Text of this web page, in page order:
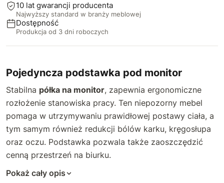
10 lat gwarancji producenta
Najwyższy standard w branży meblowej
Dostępność
Produkcja od 3 dni roboczych
Pojedyncza podstawka pod monitor
Stabilna półka na monitor, zapewnia ergonomiczne
rozłożenie stanowiska pracy. Ten niepozorny mebel
pomaga w utrzymywaniu prawidłowej postawy ciała, a
tym samym również redukcji bólów karku, kręgosłupa
oraz oczu. Podstawka pozwala także zaoszczędzić
cenną przestrzeń na biurku.
Pokaż cały opis